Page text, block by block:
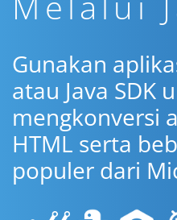
Gunakan
atau Java SDK
mengkonversi
HTML serta
populer dari